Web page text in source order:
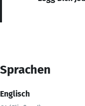
Sprachen
Englisch